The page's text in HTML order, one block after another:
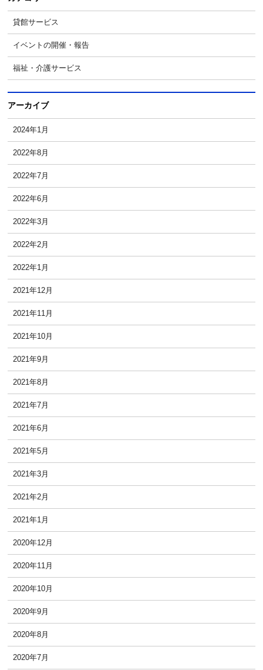
貸館サービス
イベントの開催・報告
福祉・介護サービス
アーカイブ
2024年1月
2022年8月
2022年7月
2022年6月
2022年3月
2022年2月
2022年1月
2021年12月
2021年11月
2021年10月
2021年9月
2021年8月
2021年7月
2021年6月
2021年5月
2021年3月
2021年2月
2021年1月
2020年12月
2020年11月
2020年10月
2020年9月
2020年8月
2020年7月